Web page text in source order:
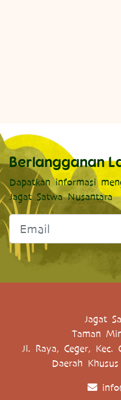
Berlangganan
Dapatkan informasi
Jagat Satwa Nusantara
Jagat
Taman
Jl. Raya, Ceger, Kec.
Daerah